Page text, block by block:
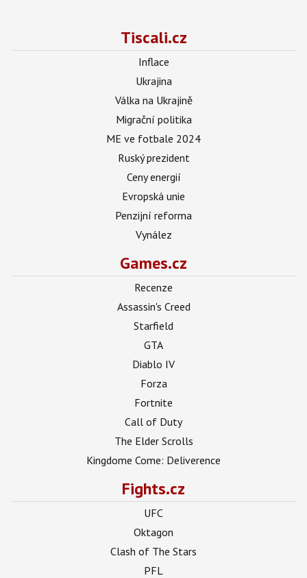
Tiscali.cz
Inflace
Ukrajina
Válka na Ukrajině
Migrační politika
ME ve fotbale 2024
Ruský prezident
Ceny energií
Evropská unie
Penzijní reforma
Vynález
Games.cz
Recenze
Assassin's Creed
Starfield
GTA
Diablo IV
Forza
Fortnite
Call of Duty
The Elder Scrolls
Kingdome Come: Deliverence
Fights.cz
UFC
Oktagon
Clash of The Stars
PFL